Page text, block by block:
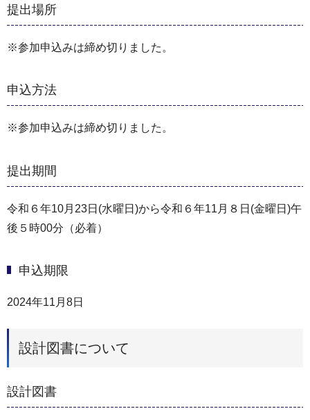
提出場所
※参加申込みは締め切りました。
申込方法
※参加申込みは締め切りました。
提出期間
令和６年10月23日(水曜日)から令和６年11月８日(金曜日)午
後５時00分（必着）
申込期限
2024年11月8日
設計図書について
設計図書